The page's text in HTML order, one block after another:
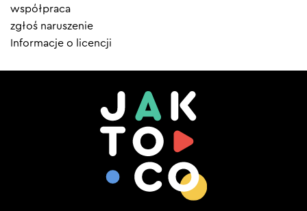
współpraca
zgłoś naruszenie
Informacje o licencji